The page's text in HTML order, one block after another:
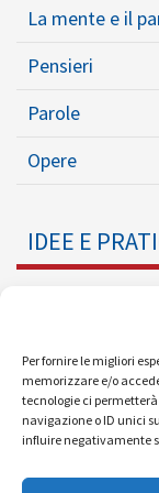
Per fornire le migliori
memorizzare e/o
tecnologie ci
navigazione o ID unici
influire negativamente
La mente e il
Pensieri
Parole
Opere
IDEE E
Formazione
Eventi